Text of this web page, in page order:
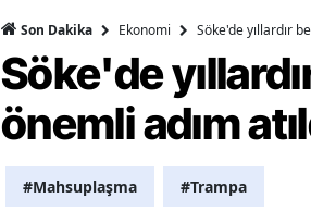
Kilis
Son Dakika Ekonomi Söke'de yıllardır
Söke'de
önemli adım
#Mahsuplaşma #Trampa